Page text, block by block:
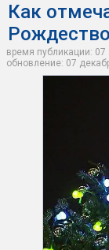
Как
время публикации:
обновление: 07